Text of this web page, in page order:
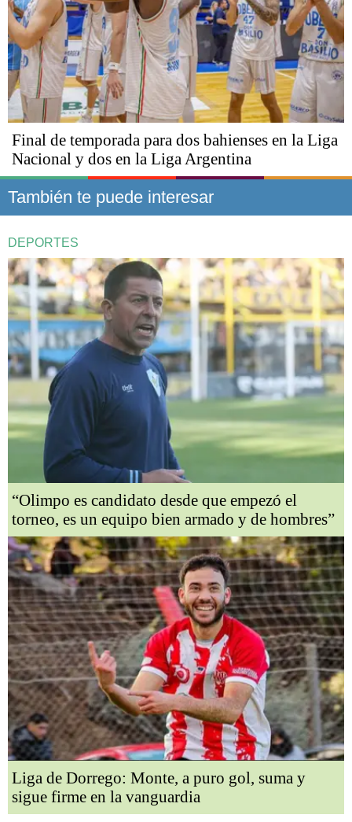
Final de temporada para dos bahienses en la Liga
Nacional y dos en la Liga Argentina
También te puede interesar
DEPORTES
“Olimpo es candidato desde que empezó el
torneo, es un equipo bien armado y de hombres”
Liga de Dorrego: Monte, a puro gol, suma y
sigue firme en la vanguardia